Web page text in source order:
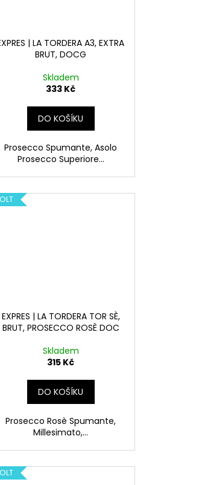
| LA TORDERA A3, EXTRA
BRUT, DOCG
Skladem
333 Kč
DO KOŠÍKU
Prosecco Spumante, Asolo
Prosecco Superiore...
EXPRES | LA TORDERA TOR SÈ,
BRUT, PROSECCO ROSÈ DOC
Skladem
315 Kč
DO KOŠÍKU
Prosecco Rosè Spumante,
Millesimato,...